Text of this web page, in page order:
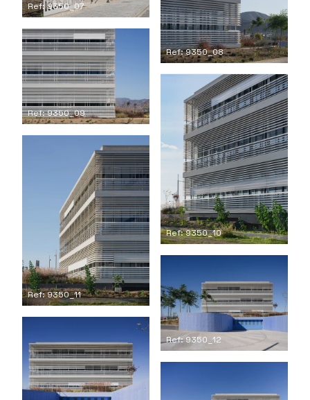
Ref: 9350_07
Ref: 9350_08
Ref: 9350_09
Ref: 9350_10
Ref: 9350_11
Ref: 9350_12